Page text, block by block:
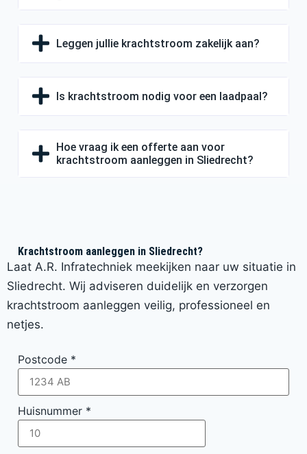
Leggen jullie krachtstroom zakelijk aan?
Is krachtstroom nodig voor een laadpaal?
Hoe vraag ik een offerte aan voor
krachtstroom aanleggen in Sliedrecht?
Krachtstroom aanleggen in Sliedrecht?
Laat A.R. Infratechniek meekijken naar uw situatie in
Sliedrecht. Wij adviseren duidelijk en verzorgen
krachtstroom aanleggen veilig, professioneel en
netjes.
Postcode *
Huisnummer *